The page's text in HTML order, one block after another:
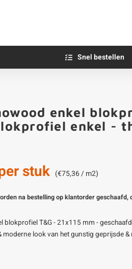
Olie - voor buiten
Impregneer
Oxaalzuur
Snel bestellen
enkel
enkel -
stuk (€75,36 / m2)
na bestelling op klantorder geschaafd,
blokprofiel T&G - 21x115 mm -
moderne look van het gunstig geprijsde